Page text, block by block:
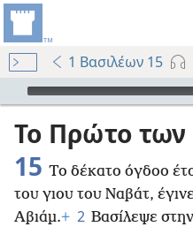
1 Βασιλέων 15
Audio Player
Το Πρώτο των
15 Το δέκατο όγδοο
του γιου του Ναβάτ,
Αβιάμ.+ 2 Βασίλεψε